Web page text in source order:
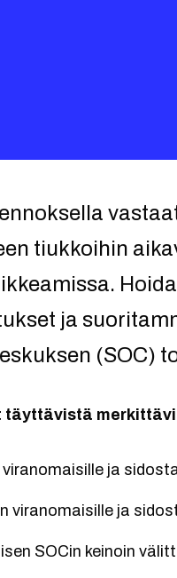
tiukkoihin
ja
(SOC)
täyttävistä
ja
viranomaisille ja
SOCin keinoin